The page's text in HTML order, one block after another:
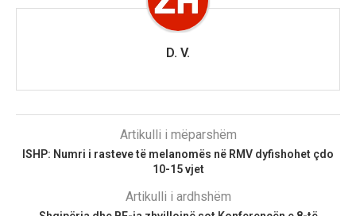
D. V.
Artikulli i mëparshëm
ISHP: Numri i rasteve të melanomës në RMV dyfishohet çdo
10-15 vjet
Artikulli i ardhshëm